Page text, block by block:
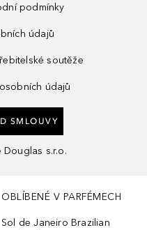
podmínky
údajů
soutěže
údajů
SMLOUVY
Douglas s.r.o.
OBLÍBENÉ V PARFÉMECH
Sol de Janeiro Brazilian